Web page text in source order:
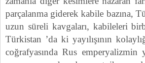
parçalanma giderek kabile bazına,
uzun süreli kavgaları, kabileleri
Türkistan ’da ki yayılışının
coğrafyasında Rus